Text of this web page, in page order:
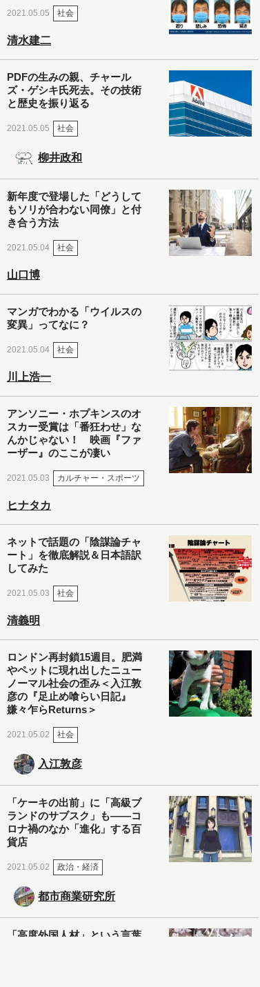
2021.05.05 社会
清水建二
PDFの生みの親、チャール
ズ・ゲシキ氏死去。その技術
と歴史を振り返る
2021.05.05 社会
柳井政和
新年度で登場した「どうして
もソリが合わない同僚」と付
き合う方法
2021.05.04 社会
山口博
マンガでわかる「ウイルスの
変異」ってなに？
2021.05.04 社会
川上浩一
アンソニー・ホプキンスのオ
スカー受賞は「番狂わせ」な
んかじゃない！ 映画『ファ
ーザー』のここが凄い
2021.05.03 カルチャー・スポーツ
ヒナタカ
ネットで話題の「陰謀論チャ
ート」を徹底解説＆日本語訳
してみた
2021.05.03 社会
清義明
ロンドン再封鎖15週目。肥満
やペットに現れ出したニュー
ノーマル社会の歪み＜入江敦
彦の『足止め喰らい日記』
嫌々乍らReturns＞
2021.05.02 社会
入江敦彦
「ケーキの出前」に「高級ブ
ランドのサブスク」も――コ
ロナ禍のなか「進化」する百
貨店
2021.05.02 政治・経済
都市商業研究所
「高度外国人材」という言葉